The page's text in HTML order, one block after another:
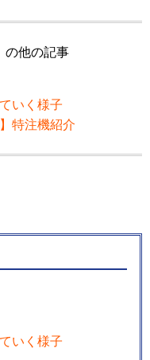
の他の記事
いく様子
特注機紹介
いく様子